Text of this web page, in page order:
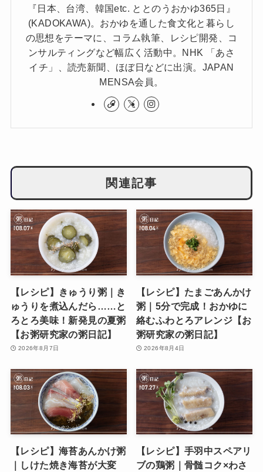
『日本、台湾、韓国etc. ととのうおかゆ365日』
(KADOKAWA)。おかゆを通した食文化と暮らし
の思想をテーマに、コラム執筆、レシピ開発、コ
ンサルティングなど幅広く活動中。NHK 「あさ
イチ」、読売新聞、ほぼ日などに出演。JAPAN
MENSA会員。
関連記事
【レシピ】きゅうり粥｜き
ゅうりを煮込んだら……と
ろとろ美味！新発見の夏粥
【お粥研究家の粥日記】
2026年8月7日
【レシピ】たまごあんかけ
粥｜5分で完成！おかゆに
絡むふわとろアレンジ【お
粥研究家の粥日記】
2026年8月4日
【レシピ】海苔あんかけ粥
｜しけた焼き海苔が大変
【レシピ】手羽中スペアリ
ブの鶏粥｜骨髄コク×わさ